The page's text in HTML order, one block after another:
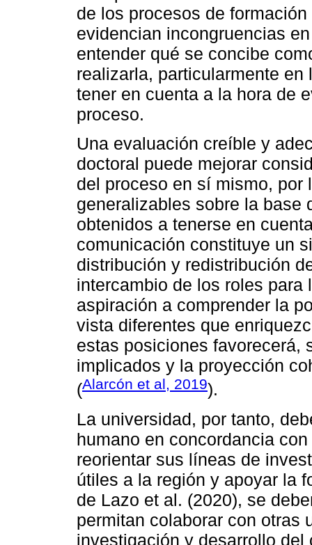
de los procesos de
evidencian incongruencias
entender qué se concibe
realizarla, particularmente
tener en cuenta a la hora de
proceso.
Una evaluación creíble y
doctoral puede mejorar
del proceso en sí mismo, por
generalizables sobre la base
obtenidos a tenerse en
comunicación constituye un
distribución y redistribución
intercambio de los roles
aspiración a comprender la
vista diferentes que
estas posiciones favorecerá,
implicados y la proyección
(Alarcón et al, 2019).
La universidad, por tanto,
humano en concordancia
reorientar sus líneas de
útiles a la región y apoyar la
de Lazo et al. (2020), se
permitan colaborar con otras
investigación y desarrollo del